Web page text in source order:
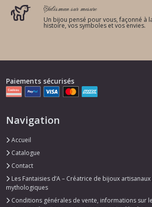
Talisman sur mesure
Un bijou pensé pour vous, façonné à
histoire, vos symboles et vos envies.
Paiements sécurisés
Navigation
Accueil
Catalogue
Contact
Les Fantaisies d’A – Créatrice de bijoux
mythologiques
Conditions générales de vente, informations sur